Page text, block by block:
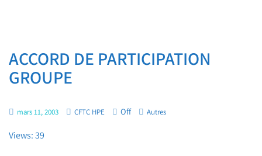
ACCORD DE PARTICIPATION
GROUPE
mars 11, 2003 CFTC HPE Off Autres
Views: 39